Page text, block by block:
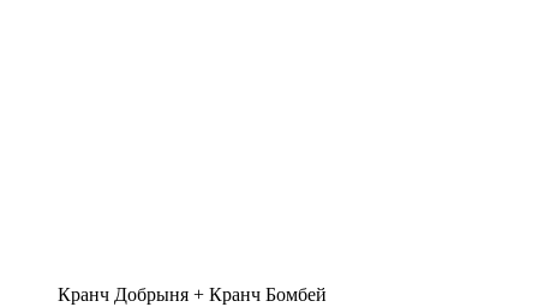
Кранч Добрыня + Кранч Бомбей